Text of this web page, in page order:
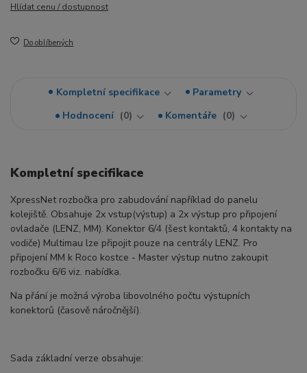
Hlídat cenu / dostupnost
Do oblíbených
Kompletní specifikace
Parametry
Hodnocení
0 Komentáře 0
Kompletní specifikace
XpressNet rozbočka pro zabudování například do panelu
kolejiště. Obsahuje 2x vstup(výstup) a 2x výstup pro připojení
ovladače (LENZ, MM). Konektor 6/4 (šest kontaktů, 4 kontakty na
vodiče) Multimau lze připojit pouze na centrály LENZ. Pro
připojení MM k Roco kostce - Master výstup nutno zakoupit
rozbočku 6/6 viz. nabídka.
Na přání je možná výroba libovolného počtu výstupních
konektorů (časově náročnější).
Sada základní verze obsahuje: